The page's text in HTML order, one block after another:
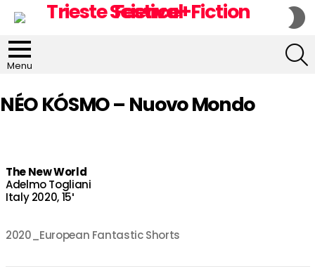
Menu
NÉO KÓSMO – Nuovo Mondo
The New World
Adelmo Togliani
Italy 2020, 15′
2020_European Fantastic Shorts